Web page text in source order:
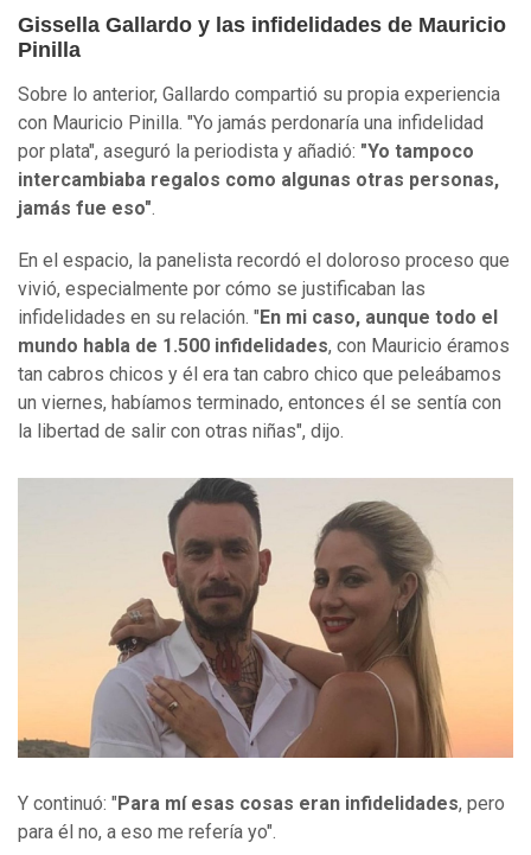
Gissella Gallardo y las infidelidades de Mauricio
Pinilla
Sobre lo anterior, Gallardo compartió su propia experiencia
con Mauricio Pinilla. "Yo jamás perdonaría una infidelidad
por plata", aseguró la periodista y añadió: "Yo tampoco
intercambiaba regalos como algunas otras personas,
jamás fue eso".
En el espacio, la panelista recordó el doloroso proceso que
vivió, especialmente por cómo se justificaban las
infidelidades en su relación. "En mi caso, aunque todo el
mundo habla de 1.500 infidelidades, con Mauricio éramos
tan cabros chicos y él era tan cabro chico que peleábamos
un viernes, habíamos terminado, entonces él se sentía con
la libertad de salir con otras niñas", dijo.
Y continuó: "Para mí esas cosas eran infidelidades, pero
para él no, a eso me refería yo".